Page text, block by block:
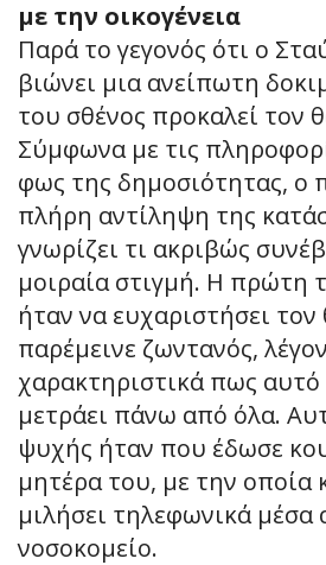
με την οικογένεια
Παρά το γεγονός ότι ο
βιώνει μια ανείπωτη
του σθένος προκαλεί τον
Σύμφωνα με τις
φως της δημοσιότητας, ο
πλήρη αντίληψη της
γνωρίζει τι ακριβώς
μοιραία στιγμή. Η πρώτη
ήταν να ευχαριστήσει
παρέμεινε ζωντανός,
χαρακτηριστικά πως αυτό
μετράει πάνω από όλα.
ψυχής ήταν που έδωσε
μητέρα του, με την οποία
μιλήσει τηλεφωνικά μέσα
νοσοκομείο.